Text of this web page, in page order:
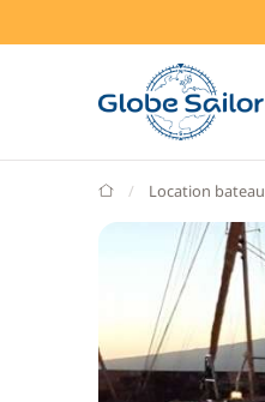
GlobeSailor
Location bateau